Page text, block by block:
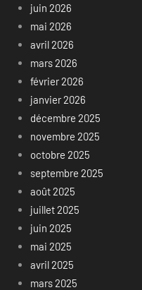
juin 2026
mai 2026
avril 2026
mars 2026
février 2026
janvier 2026
décembre 2025
novembre 2025
octobre 2025
septembre 2025
août 2025
juillet 2025
juin 2025
mai 2025
avril 2025
mars 2025